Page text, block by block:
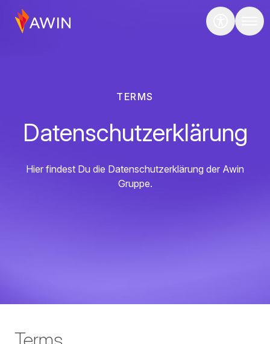
TERMS
Datenschutzerklärung
Hier findest Du die Datenschutzerklärung der Awin
Gruppe.